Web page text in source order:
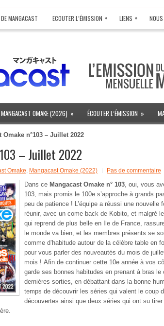
DE MANGACAST ECOUTER L’ÉMISSION » LIENS »
MANGACAST OMAKE (2026) » ÉCOUTER L’ÉMISSION »
Omake n°103 – Juillet 2022
– Juillet 2022
Omake, Mangacast Omake (2022) Pas de commentaire
Dans ce Mangacast Omake n° 103, oui, vous
103, mais promis le 100e s’approche à grands
peu de patience ! L’équipe a réussi une nouvelle
réunir, avec un come-back de Kobito, et malgré
qui reprend de plus belle en Ile de France,
le monde va bien, et les membres présents se
comme d’habitude autour de la célèbre table en
pour vous parler des nouveautés du mois de
mois ! Afin de continuer cette 10e année à vos
garde ses bonnes habitudes en prenant à bras le
dernières sorties, en débattant dans la bonne
temps de découvrir les séries qui valent le coup
découvertes ainsi que deux séries qui ont su tirer